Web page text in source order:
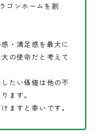
ゴンホームを創
・満足感を最大に
の使命だと考えて
たい価値は他の不
ます。
ますと幸いです。